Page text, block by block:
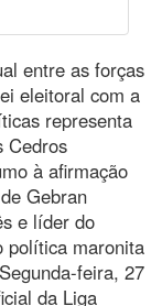
entre as forças
eleitoral com a
representa
Cedros
à afirmação
Gebran
e líder do
política maronita
feira, 27
da Liga